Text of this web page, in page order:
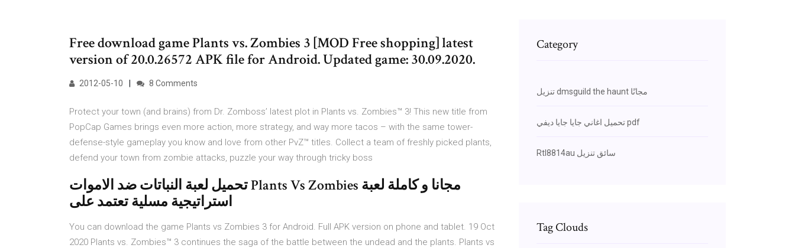
Free download game Plants vs. Zombies 3 [MOD Free shopping] latest
version of 20.0.26572 APK file for Android. Updated game: 30.09.2020.
2012-05-10 8 Comments
Protect your town (and brains) from Dr. Zomboss’ latest plot in Plants vs. Zombies™ 3! This new title from
PopCap Games brings even more action, more strategy, and way more tacos – with the same tower-
defense-style gameplay you know and love from other PvZ™ titles. Collect a team of freshly picked plants,
defend your town from zombie attacks, puzzle your way through tricky boss
تحميل لعبة النباتات ضد الاموات Plants Vs Zombies مجانا و كاملة لعبة
استراتيجية مسلية تعتمد على
You can download the game Plants vs Zombies 3 for Android. Full APK version on phone and tablet. 19 Oct
2020 Plants vs. Zombies™ 3 continues the saga of the battle between the undead and the plants. Plants vs
Category
تنزيل dmsguild the haunt مجانًا
تحميل اغاني جايا جايا ديفي pdf
Rtl8814au سائق تنزيل
Tag Clouds